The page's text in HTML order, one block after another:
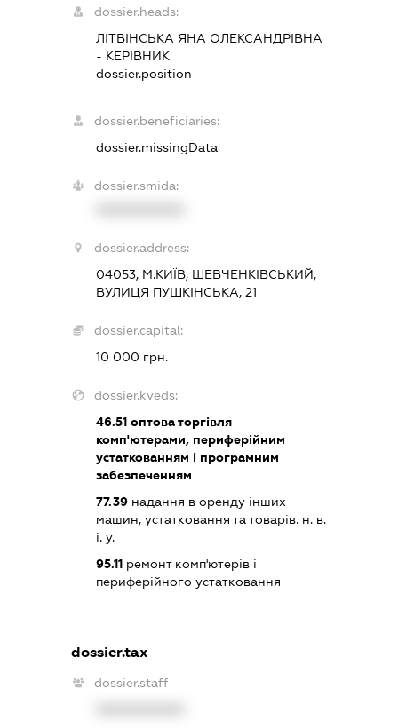
dossier.heads:
ЛІТВІНСЬКА ЯНА ОЛЕКСАНДРІВНА
- КЕРІВНИК
dossier.position -
dossier.beneficiaries:
dossier.missingData
dossier.smida:
dossier.address:
04053, М.КИЇВ, ШЕВЧЕНКІВСЬКИЙ,
ВУЛИЦЯ ПУШКІНСЬКА, 21
dossier.capital:
10 000 грн.
dossier.kveds:
46.51 оптова торгівля
комп'ютерами, периферійним
устаткованням і програмним
забезпеченням
77.39 надання в оренду інших
машин, устатковання та товарів. н. в.
і. у.
95.11 ремонт комп'ютерів і
периферійного устатковання
dossier.tax
dossier.staff